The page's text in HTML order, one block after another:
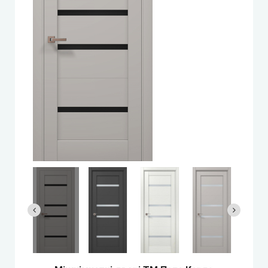
Стильні Двері
StilDoors (СтілДорс)